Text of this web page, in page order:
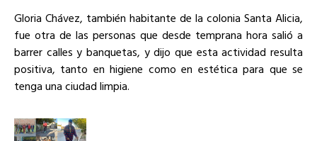
Gloria Chávez, también habitante de la colonia Santa Alicia,
fue otra de las personas que desde temprana hora salió a
barrer calles y banquetas, y dijo que esta actividad resulta
positiva, tanto en higiene como en estética para que se
tenga una ciudad limpia.